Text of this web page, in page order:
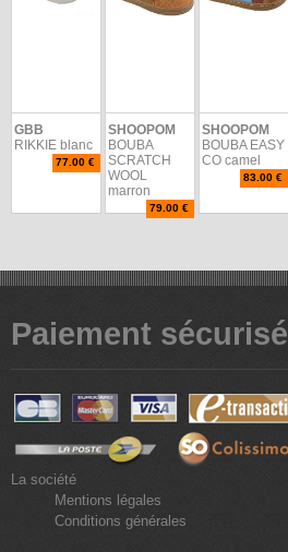
GBB
RIKKIE blanc
77.00 €
SHOOPOM
BOUBA
SCRATCH
WOOL
marron
79.00 €
SHOOPOM
BOUBA EASY
CO camel
83.00 €
Paiement sécurisé
La société
Mentions légales
Conditions générales